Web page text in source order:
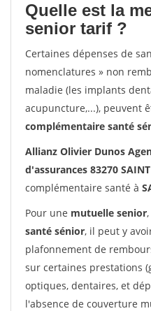
Quelle est la
senior tarif ?
Certaines dépenses de
nomenclatures » non
maladie (les implants
acupuncture,...), peuvent
complémentaire santé
Allianz Olivier Dunos
d'assurances 83270 SAINT
complémentaire santé à
Pour une mutuelle senior
santé sénior, il peut y
plafonnement de
sur certaines prestations
optiques, dentaires, et
l'absence de couverture